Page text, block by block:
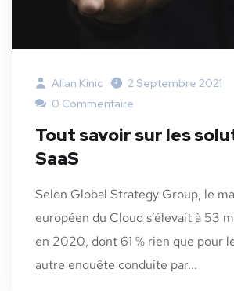
Allan Kinic
2 Septembre 2021
0 Commentaire
Tout savoir sur les
SaaS
Selon Global Strategy Group, le
européen du Cloud s’élevait à 53
en 2020, dont 61 % rien que pour
autre enquête conduite par...